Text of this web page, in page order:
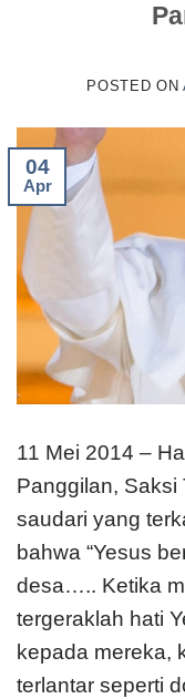
POSTED ON
04
Apr
11 Mei 2014 –
Panggilan, Saksi
saudari yang
bahwa “Yesus
desa….. Ketika
tergeraklah hati
kepada mereka,
terlantar seperti